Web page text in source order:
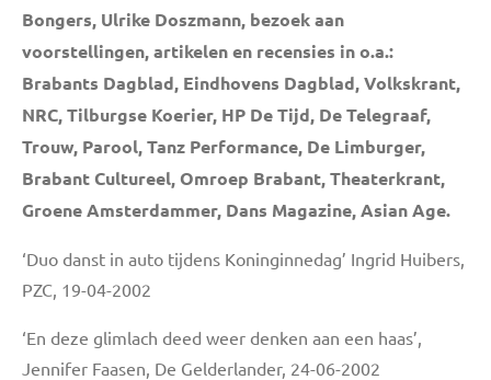
Bongers, Ulrike Doszmann, bezoek aan
voorstellingen, artikelen en recensies in o.a.:
Brabants Dagblad, Eindhovens Dagblad, Volkskrant,
NRC, Tilburgse Koerier, HP De Tijd, De Telegraaf,
Trouw, Parool, Tanz Performance, De Limburger,
Brabant Cultureel, Omroep Brabant, Theaterkrant,
Groene Amsterdammer, Dans Magazine, Asian Age.
‘Duo danst in auto tijdens Koninginnedag’ Ingrid Huibers,
PZC, 19-04-2002
‘En deze glimlach deed weer denken aan een haas’,
Jennifer Faasen, De Gelderlander, 24-06-2002